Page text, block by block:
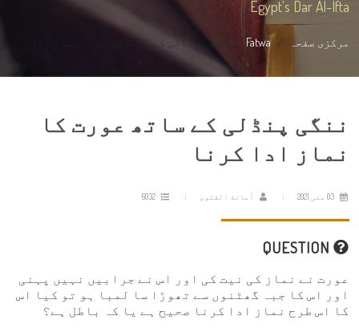
Egypt's Dar Al-Ifta
مرکزی صفحہ Fatwa ننگی پنڈلی کے ساتھ عورت کا نماز ادا...
ننگی پنڈلی کے ساتھ عورت کا
نماز ادا کرنا
أمانة الفتوى
عورت نے نماز کی نیت کی اور اس نے جرابیں نہیں پہنی
اور اس کا جبہ گھٹنوں سے تھوڑا سا لمبا ہو تو کیا اس
کا اس طرح نماز ادا کرنا صحیح ہے یا کہ باطل ہے؟